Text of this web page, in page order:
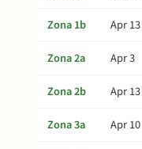
Zona 1b
Apr 13
Zona 2a
Apr 3
Zona 2b
Apr 13
Zona 3a
Apr 10